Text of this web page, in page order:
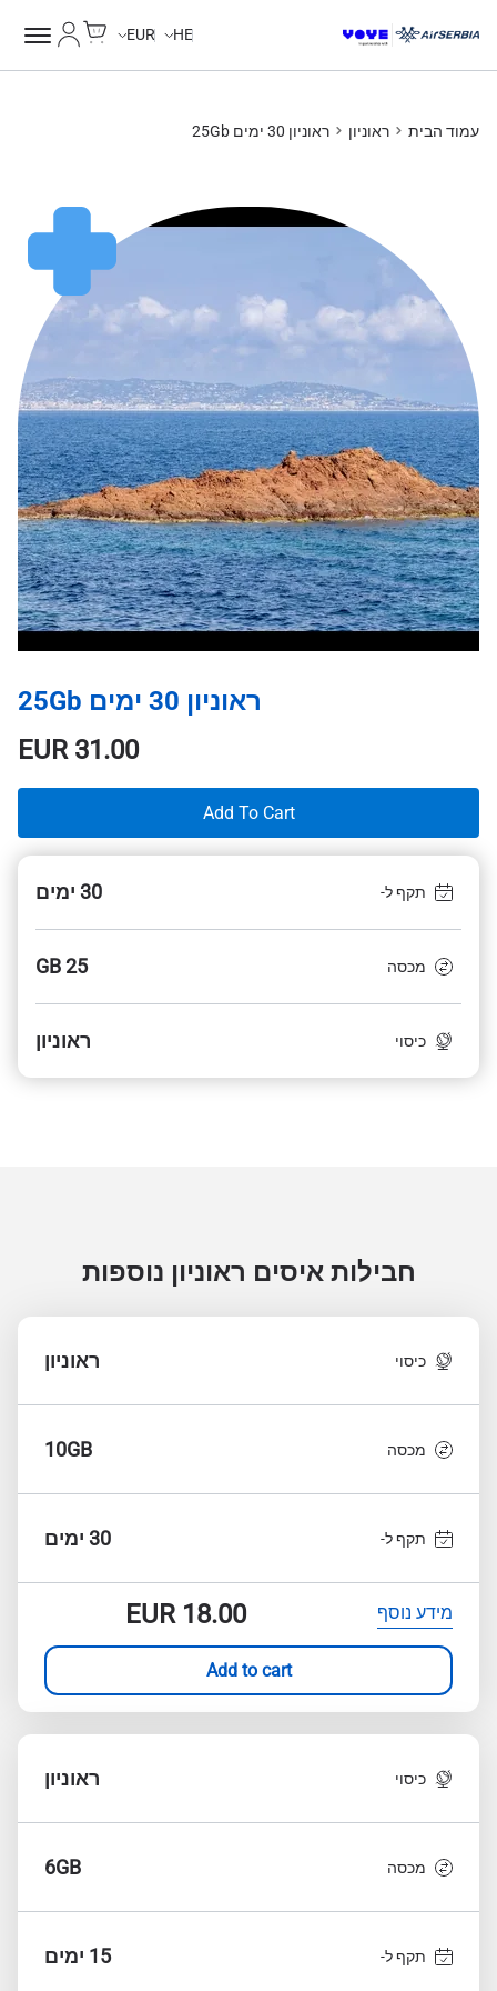
HE
EUR
עמוד הבית ראוניון ראוניון 30 ימים 25Gb
ראוניון 30 ימים 25Gb
EUR31.00
Add To Cart
תקף ל- 30 ימים
מכסה 25 GB
כיסוי ראוניון
חבילות איסים ראוניון נוספות
כיסוי ראוניון
מכסה 10GB
תקף ל- 30 ימים
מידע נוסף EUR18.00
Add to cart
כיסוי ראוניון
מכסה 6GB
תקף ל- 15 ימים